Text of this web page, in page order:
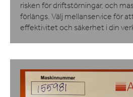
risken för driftstörningar, och
förlängs. Välj mellanservice för
effektivitet och säkerhet i din